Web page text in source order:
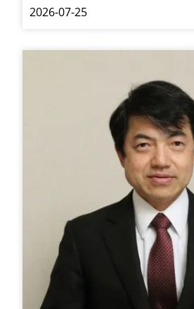
2026-07-25